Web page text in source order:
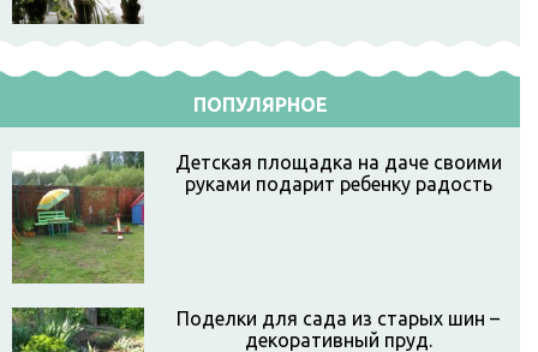
ПОПУЛЯРНОЕ
Детская площадка на даче своими
руками подарит ребенку радость
Поделки для сада из старых шин –
декоративный пруд.